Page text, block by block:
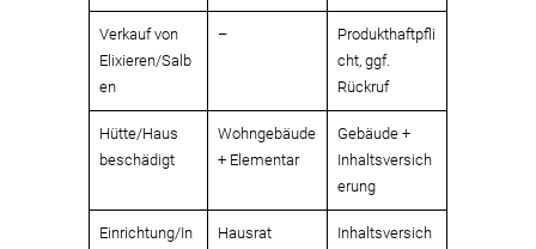
Verkauf von
Elixieren/Salb
en
–
Produkthaftpfli
cht, ggf.
Rückruf
Hütte/Haus
beschädigt
Wohngebäude
+ Elementar
Gebäude +
Inhaltsversich
erung
Einrichtung/In
Hausrat
Inhaltsversich